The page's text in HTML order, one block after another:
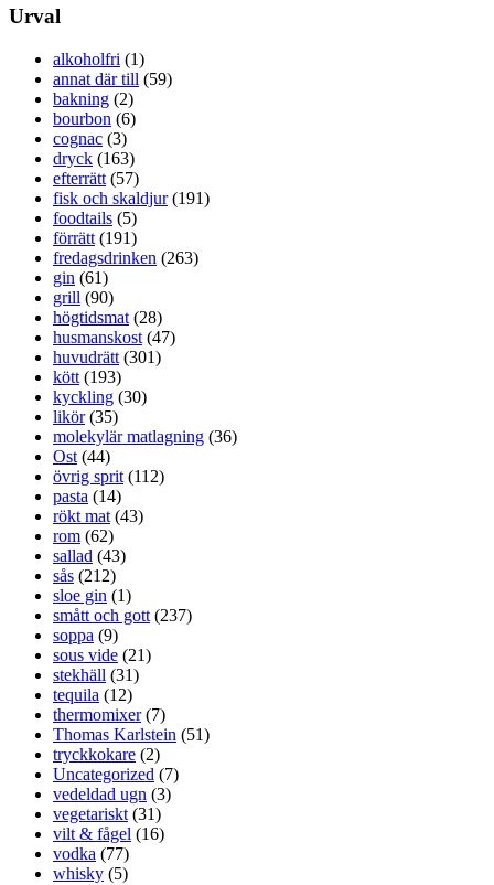
Urval
alkoholfri (1)
annat där till (59)
bakning (2)
bourbon (6)
cognac (3)
dryck (163)
efterrätt (57)
fisk och skaldjur(191)
foodtails (5)
förrätt (191)
fredagsdrinken (263)
gin (61)
grill (90)
högtidsmat (28)
husmanskost (47)
huvudrätt (301)
kött (193)
kyckling (30)
likör(35)
molekylär matlagning (36)
Ost (44)
övrig sprit (112)
pasta (14)
rökt mat (43)
rom (62)
sallad (43)
sås (212)
sloe gin (1)
smått och gott (237)
soppa (9)
sous vide (21)
stekhäll (31)
tequila (12)
thermomixer(7)
Thomas Karlstein (51)
tryckkokare (2)
Uncategorized (7)
vedeldad ugn (3)
vegetariskt (31)
vilt & fågel (16)
vodka (77)
whisky (5)